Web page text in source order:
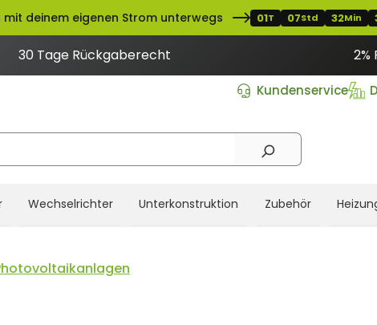
deinem eigenen Strom unterwegs 01T 07Std 32Min
30 Tage Rückgaberecht
Kundenservice
Wechselrichter Unterkonstruktion Zubehör